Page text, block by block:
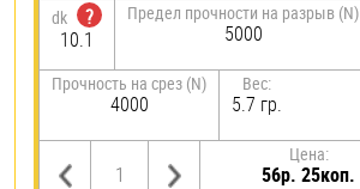
dk
?
10.1
Предел прочности на разрыв (N)
5000
Прочность на срез (N)
4000
Вес:
5.7 гр.
Цена:
56р. 25коп.